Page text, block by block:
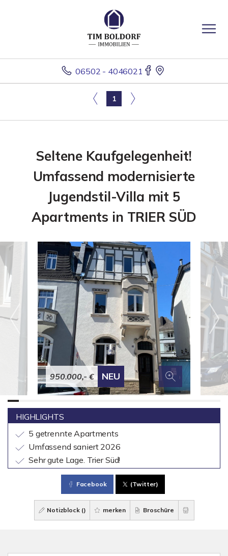
06502 - 4046021
1
Seltene Kaufgelegenheit!
Umfassend modernisierte
Jugendstil-Villa mit 5
Apartments in TRIER SÜD
950.000,- € NEU
HIGHLIGHTS
5 getrennte Apartments
Umfassend saniert 2026
Sehr gute Lage. Trier Süd!
Facebook (Twitter)
Notizblock () merken Broschüre